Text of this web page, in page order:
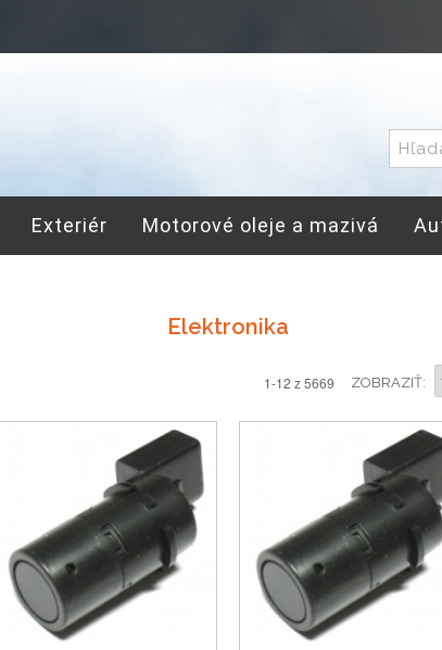
Exteriér Motorové oleje a mazivá
Elektronika
1-12 z 5669 ZOBRAZIŤ